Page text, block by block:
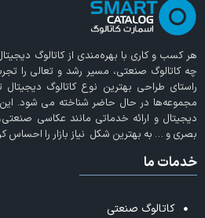
هر کسب و کاری با بهره‌مندی ازکاتالوگ
چه کاتالوگ صنعتی، مسیر رشد و تعالی را
راستای طراحی بهترین نوع کاتالوگ دیجیتال
مجموعه‌ها در حال حاضر شناخته می‌ شود.
دیجیتال و ارائه خدماتی مانند عکاسی
بصری و … به بهترین شکل نیاز بازار را احساس
خدمات ما
کاتالوگ صنعتی